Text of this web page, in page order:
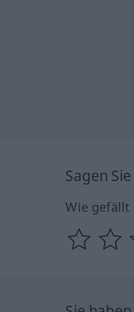
Sagen
Wie gefällt